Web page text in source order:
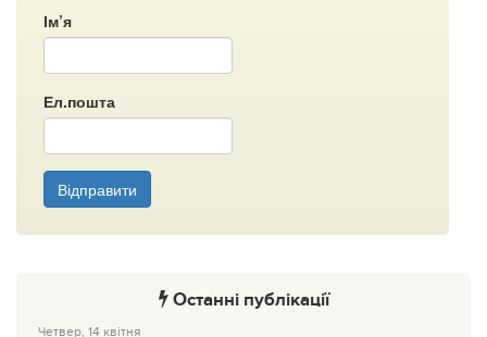
Ім’я
Ел.пошта
Відправити
Останні публікації
Четвер, 14 квітня